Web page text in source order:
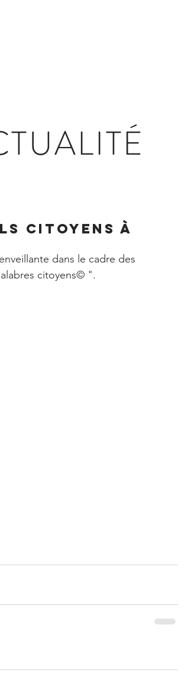
citoyens à
dans le cadre des
citoyens© ".